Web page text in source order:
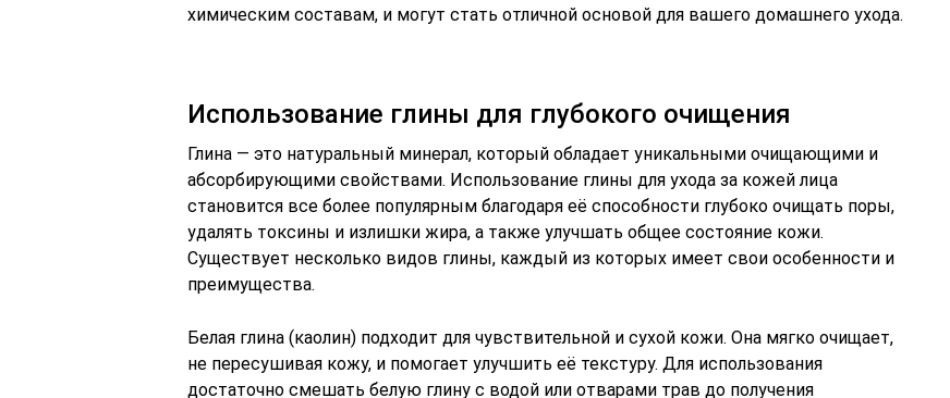
химическим составам, и могут стать отличной основой для вашего домашнего ухода.
Использование глины для глубокого очищения
Глина — это натуральный минерал, который обладает уникальными очищающими и
абсорбирующими свойствами. Использование глины для ухода за кожей лица
становится все более популярным благодаря её способности глубоко очищать поры,
удалять токсины и излишки жира, а также улучшать общее состояние кожи.
Существует несколько видов глины, каждый из которых имеет свои особенности и
преимущества.
Белая глина (каолин) подходит для чувствительной и сухой кожи. Она мягко очищает,
не пересушивая кожу, и помогает улучшить её текстуру. Для использования
достаточно смешать белую глину с водой или отварами трав до получения